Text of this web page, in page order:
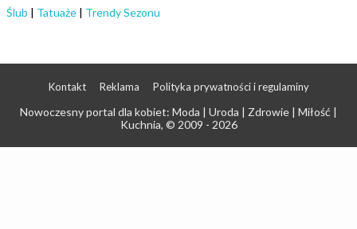
Ślub | Tatuaże | Trendy Sezonu
Kontakt Reklama Polityka prywatności i regulaminy
Nowoczesny portal dla kobiet: Moda | Uroda | Zdrowie | Miłość |
Kuchnia, © 2009 - 2026